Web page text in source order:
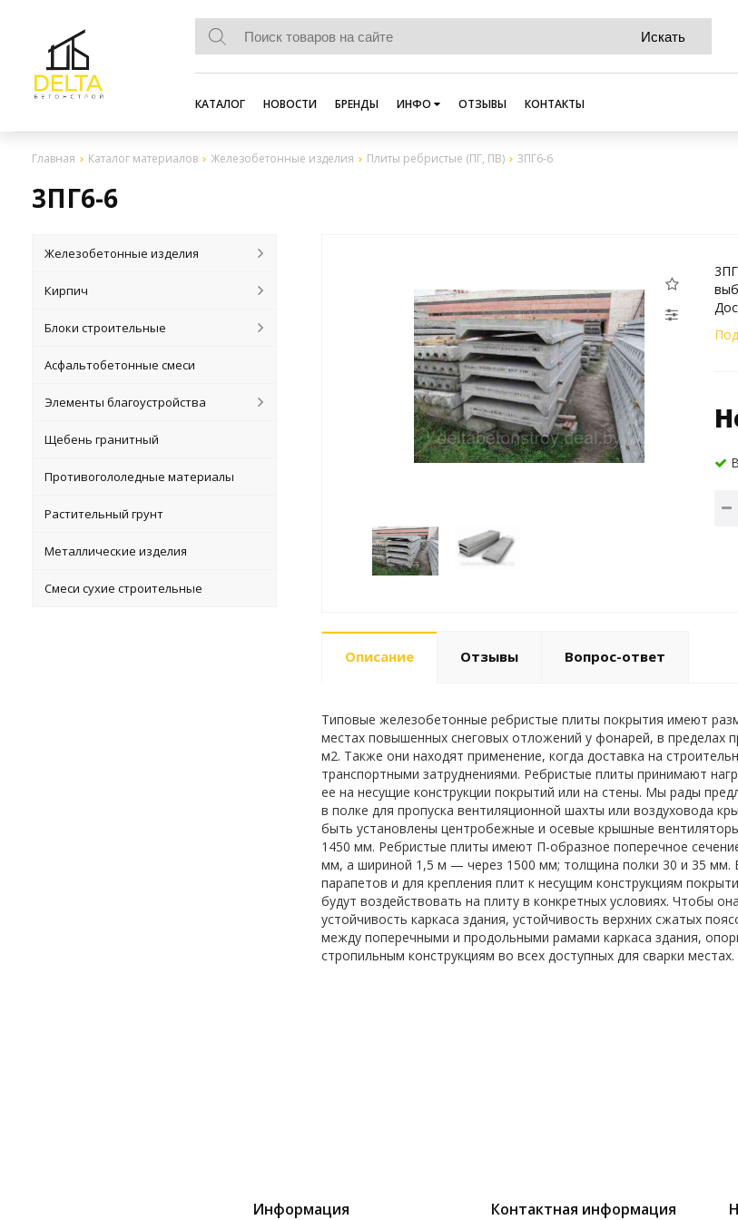
КАТАЛОГ НОВОСТИ БРЕНДЫ ИНФО ОТЗЫВЫ КОНТАКТЫ
Главная Каталог материалов Железобетонные изделия Плиты ребристые (ПГ, ПВ) 3ПГ6-6
3ПГ6-6
Железобетонные изделия
Кирпич
Блоки строительные
Асфальтобетонные смеси
Элементы благоустройства
Щебень гранитный
Противогололедные материалы
Растительный грунт
Металлические изделия
Смеси сухие строительные
Описание Отзывы Вопрос-ответ
Типовые железобетонные ребристые плиты покрытия имеют
местах повышенных снеговых отложений у фонарей, в пределах
м2. Также они находят применение, когда доставка на
транспортными затруднениями. Ребристые плиты принимают
ее на несущие конструкции покрытий или на стены. Мы рады
в полке для пропуска вентиляционной шахты или воздуховода
быть установлены центробежные и осевые крышные
1450 мм. Ребристые плиты имеют П-образное поперечное
мм, а шириной 1,5 м — через 1500 мм; толщина полки 30 и 35 мм.
парапетов и для крепления плит к несущим конструкциям
будут воздействовать на плиту в конкретных условиях. Чтобы
устойчивость каркаса здания, устойчивость верхних сжатых
между поперечными и продольными рамами каркаса здания,
стропильным конструкциям во всех доступных для сварки местах.
Информация Контактная информация